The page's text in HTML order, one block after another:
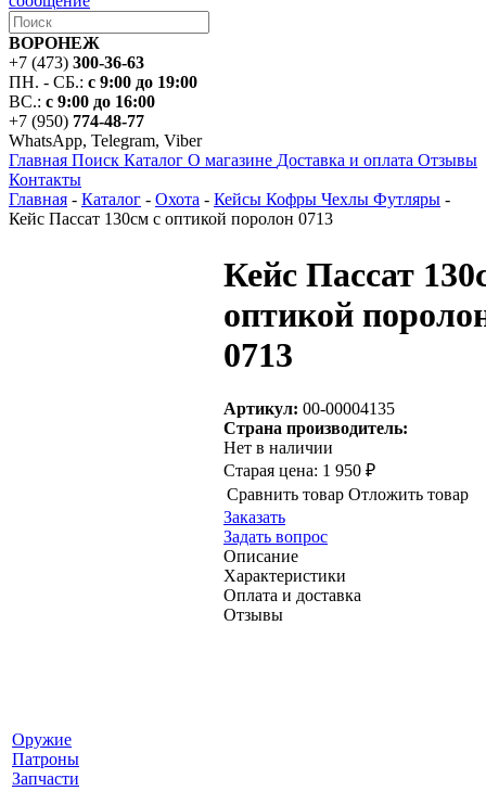
ВОРОНЕЖ
+7 (473) 300-36-63
ПН. - СБ.: с 9:00 до 19:00
ВС.: с 9:00 до 16:00
+7 (950) 774-48-77
WhatsApp, Telegram, Viber
Главная Поиск Каталог О магазине Доставка и оплата Отзывы
Контакты
Главная - Каталог - Охота - Кейсы Кофры Чехлы Футляры -
Кейс Пассат 130см с оптикой поролон 0713
Оружие
Патроны
Запчасти
Кейс Пассат
оптикой
0713
Артикул: 00-00004135
Страна производитель:
Нет в наличии
Старая цена: 1 950 ₽
Сравнить товар Отложить товар
Заказать
Задать вопрос
Описание
Характеристики
Оплата и доставка
Отзывы